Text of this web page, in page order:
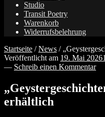
Studio
Transit Poetry
Warenkorb
Widerrufsbelehrung
Startseite /News /
Veröffentlicht am 19. Mai 2026
— Schreib einen Kommentar
erhältlich